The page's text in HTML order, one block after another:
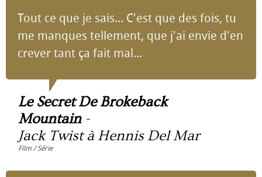
Tout ce que je sais... C'est que des fois, tu
me manques tellement, que j'ai envie d'en
crever tant ça fait mal...
Le Secret De Brokeback
Mountain-
Jack Twist à Hennis Del Mar
Film / Série